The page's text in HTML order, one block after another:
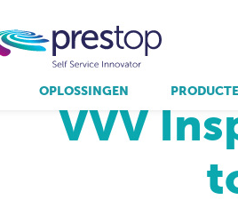
OPLOSSINGEN
producten.
partners.
over prestop.
VVV